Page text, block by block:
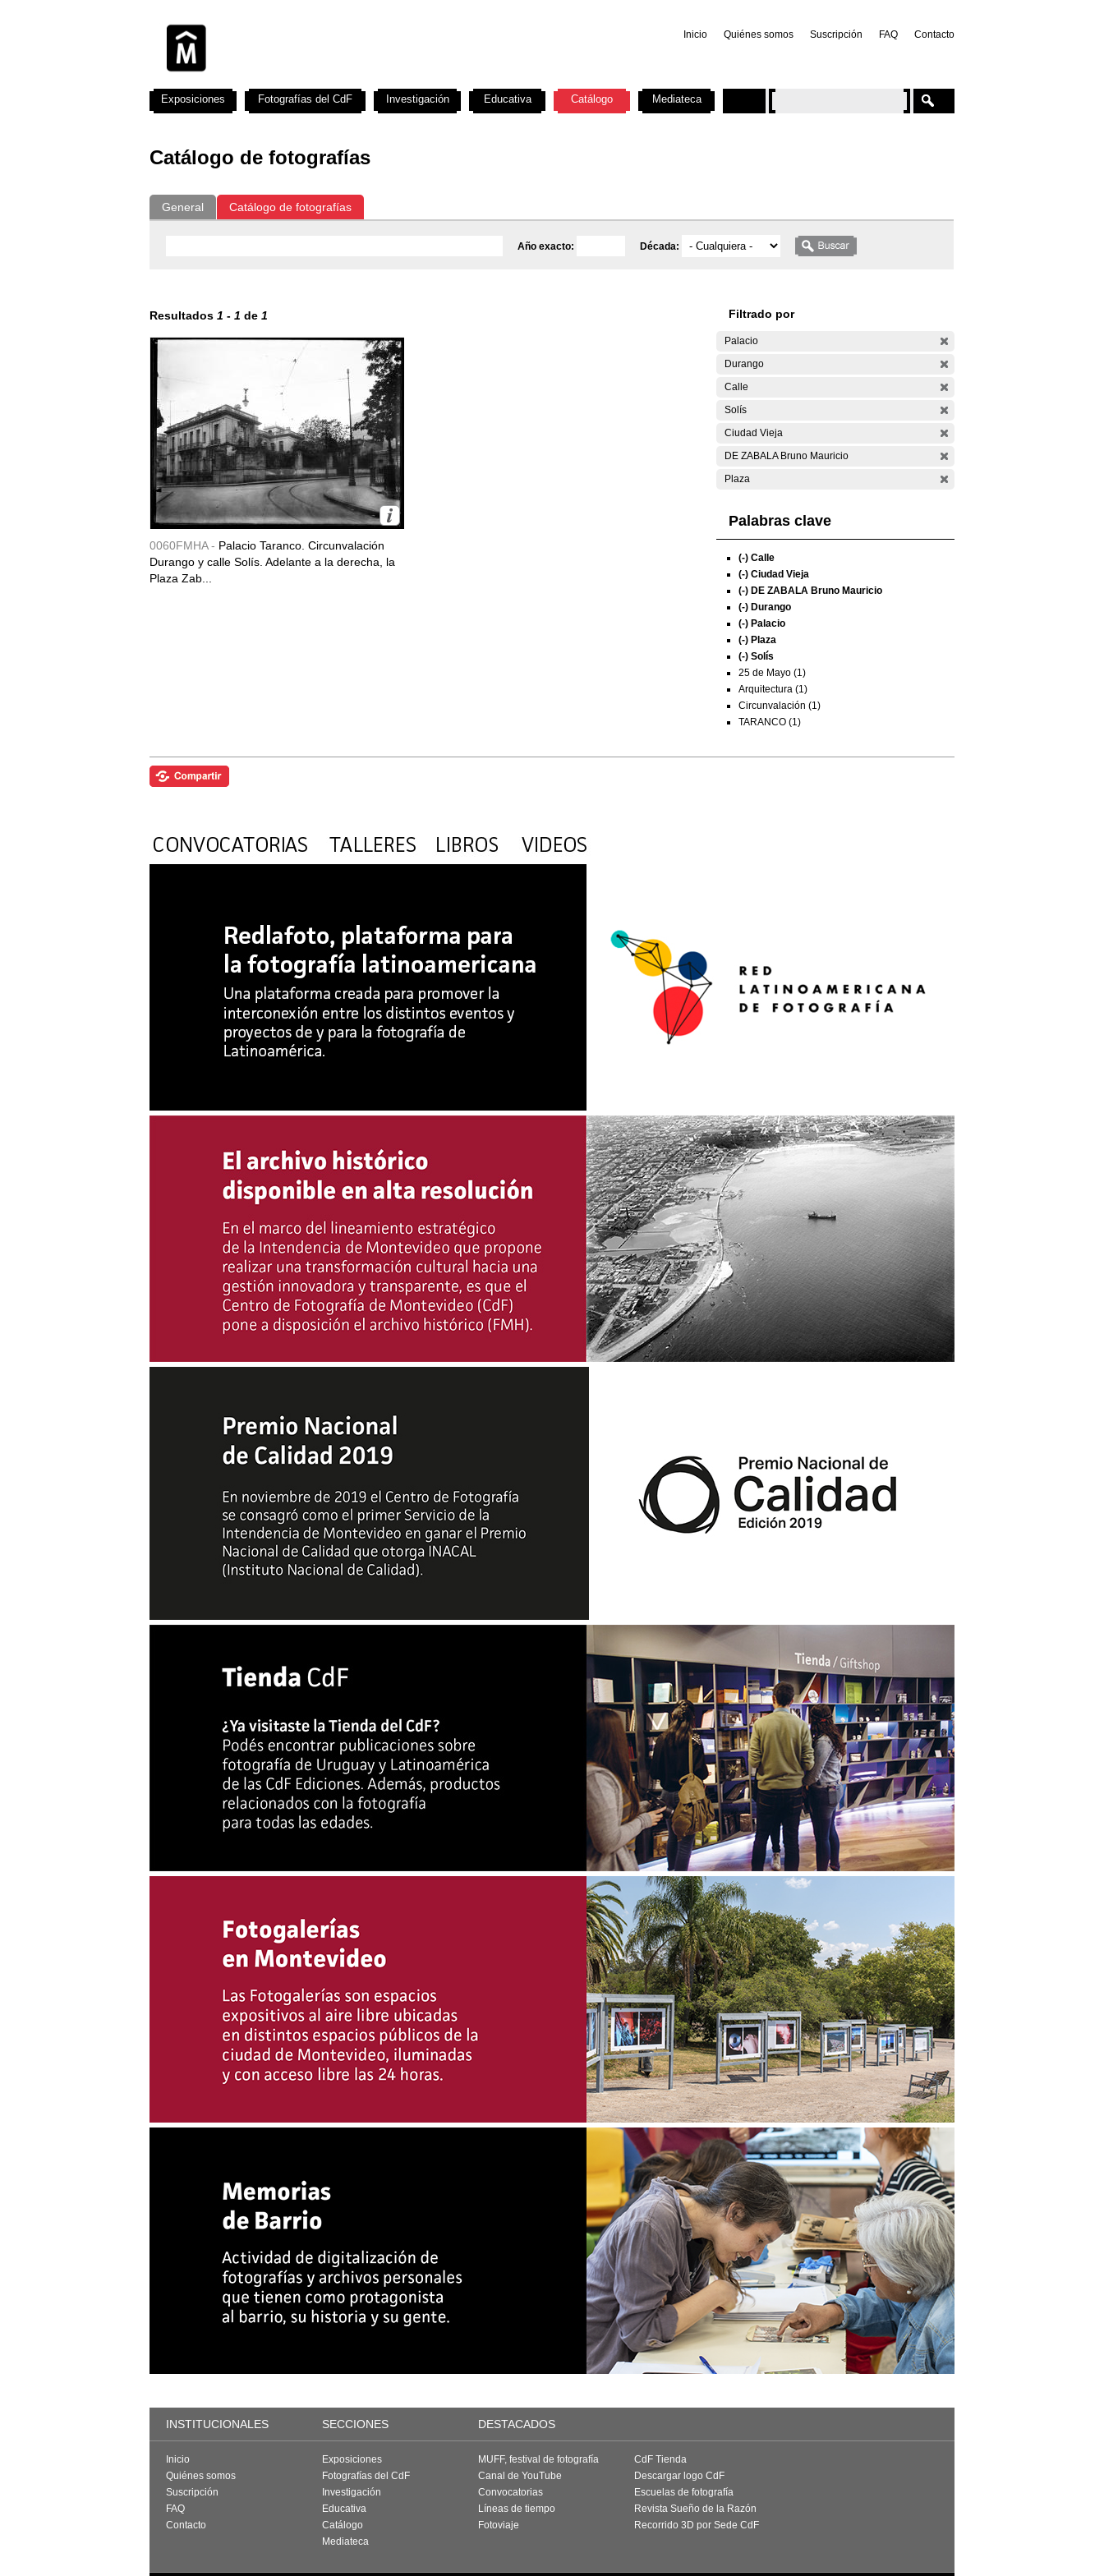
Inicio Quiénes somos Suscripción FAQ Contacto
Catálogo de fotografías
General Catálogo de fotografías
Año exacto: Década:
Resultados 1 - 1 de 1
0060FMHA - Palacio Taranco. Circunvalación
Durango y calle Solís. Adelante a la derecha, la
Plaza Zab...
Filtrado por
Palacio
Durango
Calle
Solís
Ciudad Vieja
DE ZABALA Bruno Mauricio
Plaza
Palabras clave
(-) Calle
(-) Ciudad Vieja
(-) DE ZABALA Bruno Mauricio
(-) Durango
(-) Palacio
(-) Plaza
(-) Solís
25 de Mayo (1)
Arquitectura (1)
Circunvalación (1)
TARANCO (1)
Exposiciones Fotografías del CdF Investigación Educativa Catálogo Mediateca
INSTITUCIONALES SECCIONES DESTACADOS
Inicio
Quiénes somos
Suscripción
FAQ
Contacto
Exposiciones
Fotografías del CdF
Investigación
Educativa
Catálogo
Mediateca
MUFF, festival de fotografía
Canal de YouTube
Convocatorias
Líneas de tiempo
Fotoviaje
CdF Tienda
Descargar logo CdF
Escuelas de fotografía
Revista Sueño de la Razón
Recorrido 3D por Sede CdF